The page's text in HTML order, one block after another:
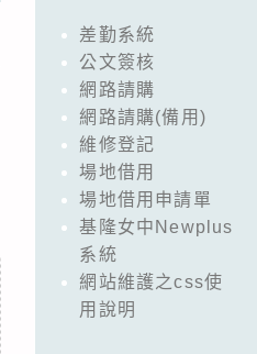
差勤系統
公文簽核
網路請購
網路請購(備用)
維修登記
場地借用
場地借用申請單
基隆女中Newplus
系統
網站維護之css使
用說明